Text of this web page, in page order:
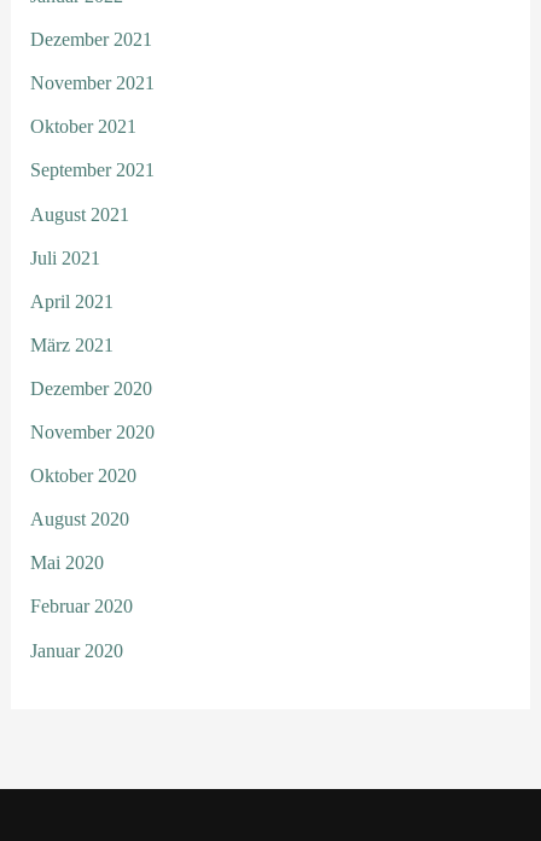
Dezember 2021
November 2021
Oktober 2021
September 2021
August 2021
Juli 2021
April 2021
März 2021
Dezember 2020
November 2020
Oktober 2020
August 2020
Mai 2020
Februar 2020
Januar 2020